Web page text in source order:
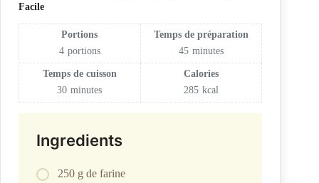
Facile
Portions
4 portions
Temps de préparation
45 minutes
Temps de cuisson
30 minutes
Calories
285 kcal
Ingredients
250 g de farine